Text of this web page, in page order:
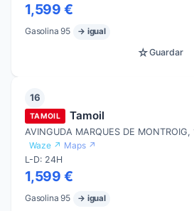
1,599 €
Gasolina 95 → igual
☆Guardar
16
TAMOIL Tamoil
AVINGUDA MARQUES DE
Waze ↗ Maps ↗
L-D: 24H
1,599 €
Gasolina 95 → igual